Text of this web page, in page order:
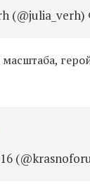
(@julia_verh)